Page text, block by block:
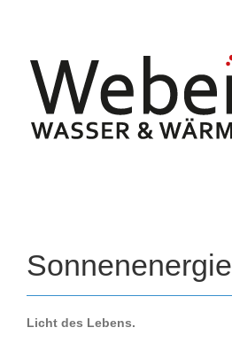
Sonnenenergie
Licht des Lebens.